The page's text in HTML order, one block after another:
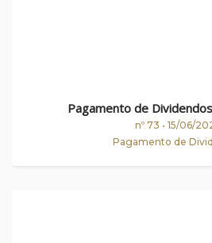
Pagamento de
nº 73 • 15/06/
Pagamento de